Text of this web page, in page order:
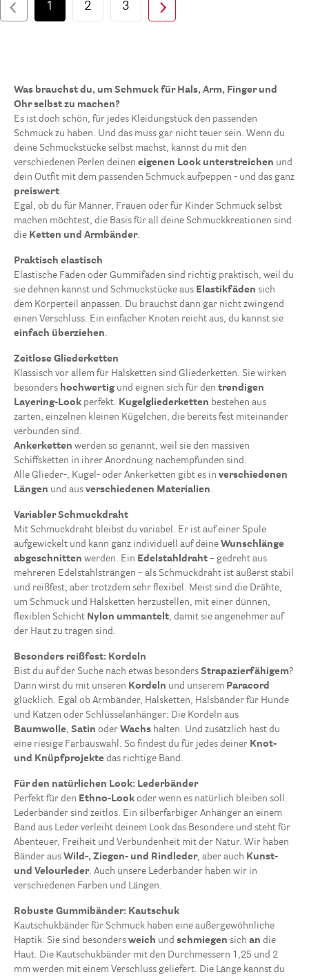
Armreifen
Colliers
Elastik- und Gummifäden
Kautschukbänder
Kordeln
Lederbänder
Schmuckdraht
11
1 2 3
Was brauchst du, um Schmuck für Hals, Arm, Finger und
Ohr selbst zu machen?
Es ist doch schön, für jedes Kleidungstück den passenden
Schmuck zu haben. Und das muss gar nicht teuer sein. Wenn du
deine Schmuckstücke selbst machst, kannst du mit den
verschiedenen Perlen deinen eigenen Look unterstreichen und
dein Outfit mit dem passenden Schmuck aufpeppen - und das ganz
preiswert.
Egal, ob du für Männer, Frauen oder für Kinder Schmuck selbst
machen möchtest, die Basis für all deine Schmuckkreationen sind
die Ketten und Armbänder.
Praktisch elastisch
Elastische Fäden oder Gummifäden sind richtig praktisch, weil du
sie dehnen kannst und Schmuckstücke aus Elastikfäden sich
dem Körperteil anpassen. Du brauchst dann gar nicht zwingend
einen Verschluss. Ein einfacher Knoten reicht aus, du kannst sie
einfach überziehen.
Zeitlose Gliederketten
Klassisch vor allem für Halsketten sind Gliederketten. Sie wirken
besonders hochwertig und eignen sich für den trendigen
Layering-Look perfekt. Kugelgliederketten bestehen aus
zarten, einzelnen kleinen Kügelchen, die bereits fest miteinander
verbunden sind.
Ankerketten werden so genannt, weil sie den massiven
Schiffsketten in ihrer Anordnung nachempfunden sind.
Alle Glieder-, Kugel- oder Ankerketten gibt es in verschiedenen
Längen und aus verschiedenen Materialien.
Variabler Schmuckdraht
Mit Schmuckdraht bleibst du variabel. Er ist auf einer Spule
aufgewickelt und kann ganz individuell auf deine Wunschlänge
abgeschnitten werden. Ein Edelstahldraht – gedreht aus
mehreren Edelstahlsträngen – als Schmuckdraht ist äußerst stabil
und reißfest, aber trotzdem sehr flexibel. Meist sind die Drähte,
um Schmuck und Halsketten herzustellen, mit einer dünnen,
flexiblen Schicht Nylon ummantelt, damit sie angenehmer auf
der Haut zu tragen sind.
Besonders reißfest: Kordeln
Bist du auf der Suche nach etwas besonders Strapazierfähigem?
Dann wirst du mit unseren Kordeln und unserem Paracord
glücklich. Egal ob Armbänder, Halsketten, Halsbänder für Hunde
und Katzen oder Schlüsselanhänger: Die Kordeln aus
Baumwolle, Satin oder Wachs halten. Und zusätzlich hast du
eine riesige Farbauswahl. So findest du für jedes deiner Knot-
und Knüpfprojekte das richtige Band.
Für den natürlichen Look: Lederbänder
Perfekt für den Ethno-Look oder wenn es natürlich bleiben soll.
Lederbänder sind zeitlos. Ein silberfarbiger Anhänger an einem
Band aus Leder verleiht deinem Look das Besondere und steht für
Abenteuer, Freiheit und Verbundenheit mit der Natur. Wir haben
Bänder aus Wild-, Ziegen- und Rindleder, aber auch Kunst-
und Velourleder. Auch unsere Lederbänder haben wir in
verschiedenen Farben und Längen.
Robuste Gummibänder: Kautschuk
Kautschukbänder für Schmuck haben eine außergewöhnliche
Haptik. Sie sind besonders weich und schmiegen sich an die
Haut. Die Kautschukbänder mit den Durchmessern 1,25 und 2
mm werden mit einem Verschluss geliefert. Die Länge kannst du